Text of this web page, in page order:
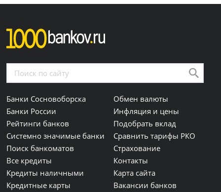
Банки Сосновоборска
Банки России
Рейтинги банков
Системно значимые банки
Поиск банкоматов
Все кредиты
Кредиты наличными
Кредитные карты
Обмен валюты
Инфляция и цены
Подобрать вклад
Сравнить тарифы РКО
Страхование
Контакты
Карта сайта
Вакансии банков